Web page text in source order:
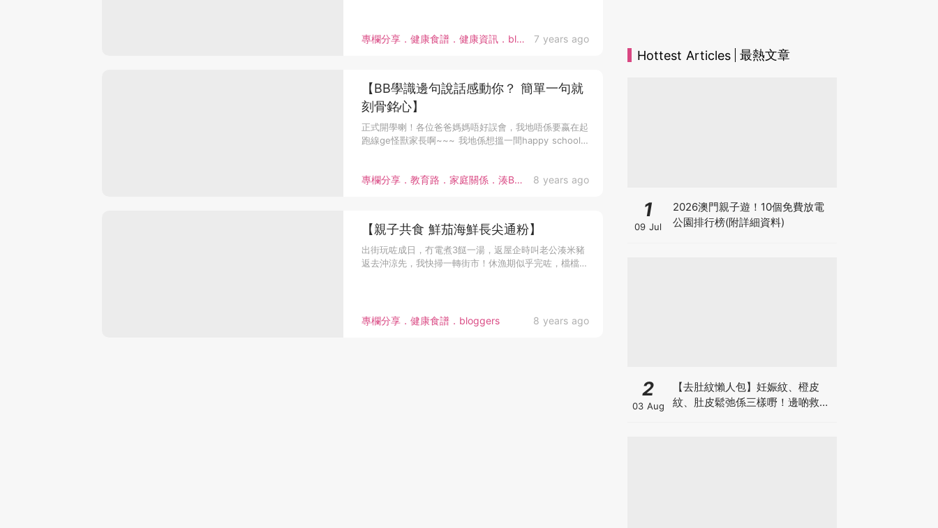
專欄分享．健康食譜．健康資訊．bloggers 7 years ago
專欄分享．教育路．家庭關係．湊B趣聞．bloggers 8 years ago
【BB學識邊句說話感動你？ 簡單一句就
刻骨銘心】
正式開學喇！各位爸爸媽媽唔好誤會，我地唔係要嬴在起
跑線ge怪獸家長啊~~~ 我地係想搵一間happy school
專欄分享．健康食譜．bloggers 8 years ago
【親子共食 鮮茄海鮮長尖通粉】
出街玩咗成日，冇電煮3餸一湯，返屋企時叫老公湊米豬
返去沖涼先，我快掃一轉街市！休漁期似乎完咗，檔檔d
Hottest Articles 最熱文章
1
09 Jul
2026澳門親子遊！10個免費放電
公園排行榜(附詳細資料)
2
03 Aug
【去肚紋懶人包】妊娠紋、橙皮
紋、肚皮鬆弛係三樣嘢！邊啲救得